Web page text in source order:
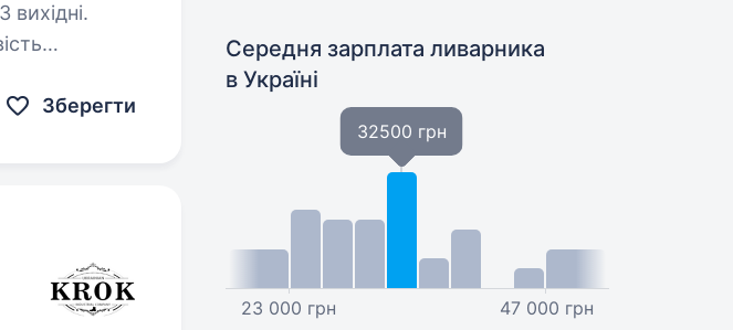
Зберегти
Середня зарплата ливарника
в Україні
23 000 грн
32500 грн
47 000 грн